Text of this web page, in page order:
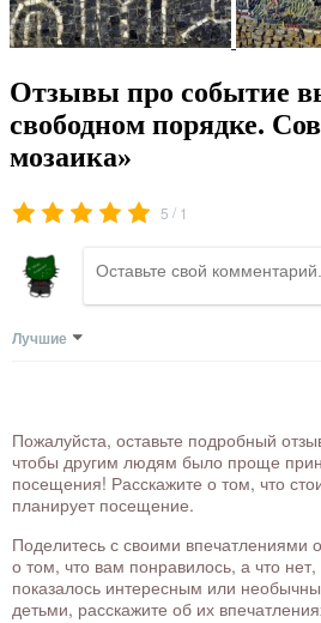
Отзывы про событие
свободном порядке.
мозаика»
5 / 1
Лучшие
Пожалуйста, оставьте подробный
чтобы другим людям было проще
посещения! Расскажите о том, что
планирует посещение.
Поделитесь с своими
о том, что вам понравилось, а что
показалось интересным или
детьми, расскажите об их